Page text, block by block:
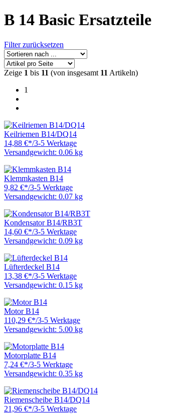
B 14 Basic Ersatzteile
Filter zurücksetzen
Zeige 1 bis 11 (von insgesamt 11 Artikeln)
1
Keilriemen B14/DQ14
14,88 €*/3-5 Werktage
Versandgewicht: 0.06 kg
Klemmkasten B14
9,82 €*/3-5 Werktage
Versandgewicht: 0.07 kg
Kondensator B14/RB3T
14,60 €*/3-5 Werktage
Versandgewicht: 0.09 kg
Lüfterdeckel B14
13,38 €*/3-5 Werktage
Versandgewicht: 0.15 kg
Motor B14
110,29 €*/3-5 Werktage
Versandgewicht: 5.00 kg
Motorplatte B14
7,24 €*/3-5 Werktage
Versandgewicht: 0.35 kg
Riemenscheibe B14/DQ14
21,96 €*/3-5 Werktage